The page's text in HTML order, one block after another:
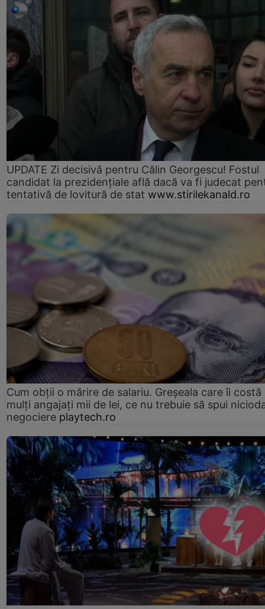
UPDATE Zi decisivă pentru Călin Georgescu! Fostul
candidat la prezidențiale află dacă va fi judecat
tentativă de lovitură de stat www.stirilekanald.ro
Cum obții o mărire de salariu. Greșeala care îi costă
mulți angajați mii de lei, ce nu trebuie să spui
negociere playtech.ro